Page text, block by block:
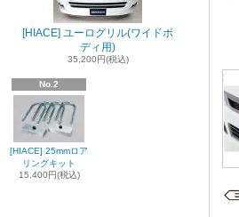
[HIACE] ユーログリル(ワイドボ
ディ用)
35,200円(税込)
No.2
[HIACE] 25mmロア
リングキット
15,400円(税込)